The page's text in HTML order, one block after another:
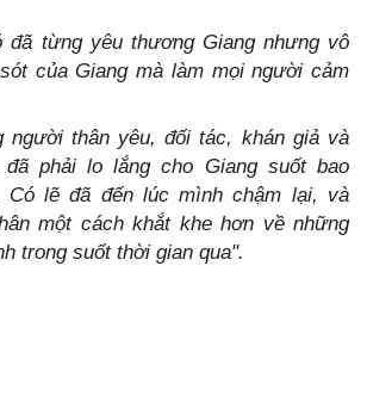
đã từng yêu thương Giang nhưng vô
của Giang mà làm mọi người cảm
người thân yêu, đối tác, khán giả và
phải lo lắng cho Giang suốt bao
Có lẽ đã đến lúc mình chậm lại, và
một cách khắt khe hơn về những
trong suốt thời gian qua".